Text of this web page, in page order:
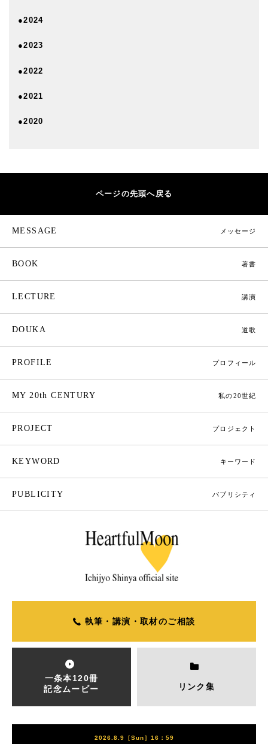
●2024
●2023
●2022
●2021
●2020
ページの先頭へ戻る
MESSAGE メッセージ
BOOK 著書
LECTURE 講演
DOUKA 道歌
PROFILE プロフィール
MY 20th CENTURY 私の20世紀
PROJECT プロジェクト
KEYWORD キーワード
PUBLICITY パブリシティ
執筆・講演・取材のご相談
一条本120冊
記念ムービー
リンク集
2026.8.9［Sun］16：59